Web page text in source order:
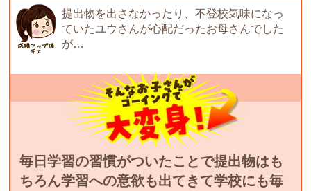
提出物を出さなかったり、不登校気味になっ
ていたユウさんが心配だったお母さんでした
が…
毎日学習の習慣がついたことで提出物はも
ちろん学習への意欲も出てきて学校にも毎